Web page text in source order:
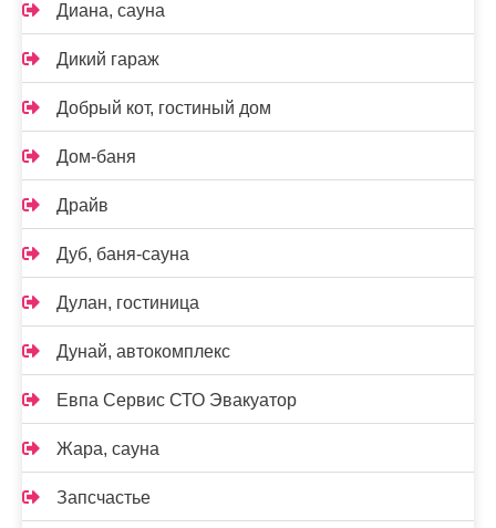
Диана, сауна
Дикий гараж
Добрый кот, гостиный дом
Дом-баня
Драйв
Дуб, баня-сауна
Дулан, гостиница
Дунай, автокомплекс
Евпа Сервис СТО Эвакуатор
Жара, сауна
Запсчастье